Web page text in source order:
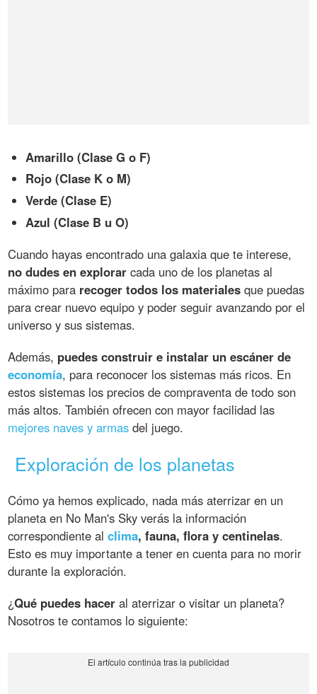
Amarillo (Clase G o F)
Rojo (Clase K o M)
Verde (Clase E)
Azul (Clase B u O)
Cuando hayas encontrado una galaxia que te interese,
no dudes en explorar cada uno de los planetas al
máximo para recoger todos los materiales que puedas
para crear nuevo equipo y poder seguir avanzando por el
universo y sus sistemas.
Además, puedes construir e instalar un escáner de
economía, para reconocer los sistemas más ricos. En
estos sistemas los precios de compraventa de todo son
más altos. También ofrecen con mayor facilidad las
mejores naves y armas del juego.
Exploración de los planetas
Cómo ya hemos explicado, nada más aterrizar en un
planeta en No Man's Sky verás la información
correspondiente alclima, fauna, flora y centinelas.
Esto es muy importante a tener en cuenta para no morir
durante la exploración.
¿Qué puedes hacer al aterrizar o visitar un planeta?
Nosotros te contamos lo siguiente: